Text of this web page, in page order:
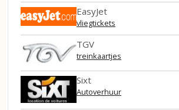
EasyJet
vliegtickets
TGV
treinkaartjes
Sixt
Autoverhuur